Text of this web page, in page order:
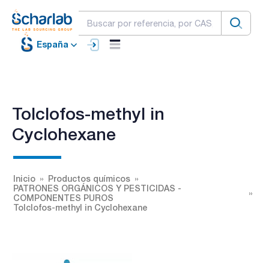
España
Tolclofos-methyl in
Cyclohexane
Inicio
Productos químicos
PATRONES ORGÁNICOS Y PESTICIDAS -
COMPONENTES PUROS
Tolclofos-methyl in Cyclohexane